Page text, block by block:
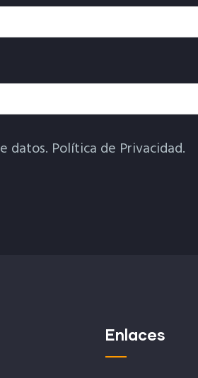
datos. Política de Privacidad.
Enlaces